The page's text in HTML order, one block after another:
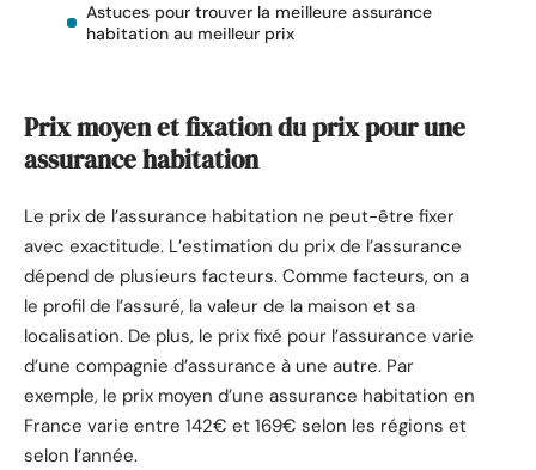
Astuces pour trouver la meilleure assurance
habitation au meilleur prix
Prix moyen et fixation du prix pour une
assurance habitation
Le prix de l’assurance habitation ne peut-être fixer
avec exactitude. L’estimation du prix de l’assurance
dépend de plusieurs facteurs. Comme facteurs, on a
le profil de l’assuré, la valeur de la maison et sa
localisation. De plus, le prix fixé pour l’assurance varie
d’une compagnie d’assurance à une autre. Par
exemple, le prix moyen d’une assurance habitation en
France varie entre 142€ et 169€ selon les régions et
selon l’année.